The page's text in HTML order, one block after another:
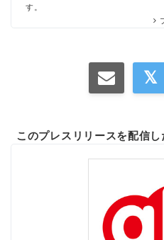
す。
このプレスリリースを配信